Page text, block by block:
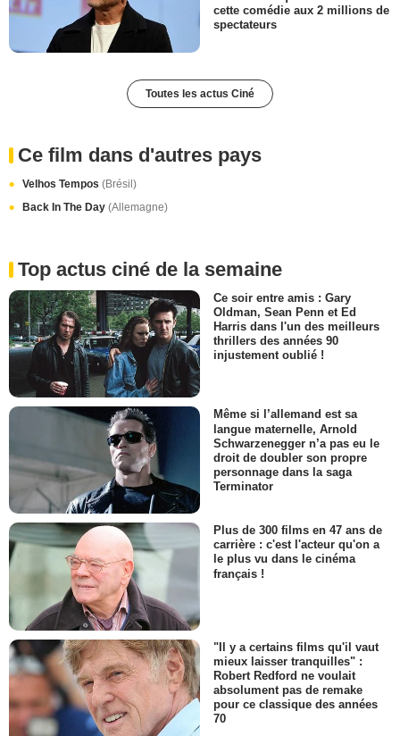
cette comédie aux 2 millions de
spectateurs
Toutes les actus Ciné
Ce film dans d'autres pays
Velhos Tempos (Brésil)
Back In The Day (Allemagne)
Top actus ciné de la semaine
Ce soir entre amis : Gary
Oldman, Sean Penn et Ed
Harris dans l'un des meilleurs
thrillers des années 90
injustement oublié !
Même si l’allemand est sa
langue maternelle, Arnold
Schwarzenegger n’a pas eu le
droit de doubler son propre
personnage dans la saga
Terminator
Plus de 300 films en 47 ans de
carrière : c'est l'acteur qu'on a
le plus vu dans le cinéma
français !
"Il y a certains films qu'il vaut
mieux laisser tranquilles" :
Robert Redford ne voulait
absolument pas de remake
pour ce classique des années
70